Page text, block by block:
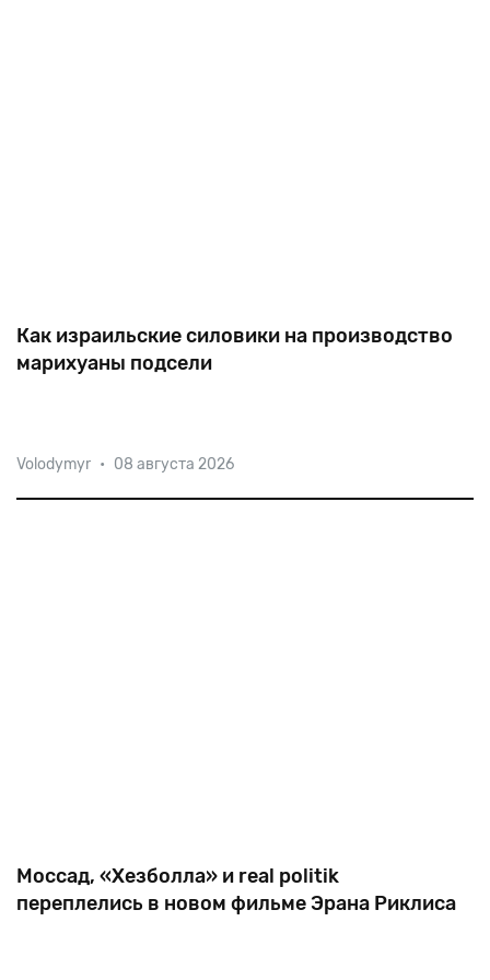
Как израильские силовики на производство
марихуаны подсели
Ольмерт, глава ШАБАКа с 1988 по 1994 год Яаков
Пери и 11-й директор Моссада Тамир Пардо, бывший
Volodymyr • 08 августа 2026
Моссад, «Хезболла» и real politik
переплелись в новом фильме Эрана Риклиса